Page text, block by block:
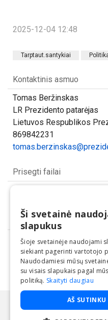
2025-12-04 12:48
Tarptaut.santykiai
Kontaktinis asmuo
Tomas Beržinskas
LR Prezidento patarėjas
Lietuvos Respublikos
869842231
Prisegti failai
Dalintis
Paslaugą
Buveinės adresas:
Ši svetainė
slapukus
Šioje svetainėje naudojami
siekiant pagerinti vartotojo
Naudodamiesi mūsų
su visais slapukais pagal
politiką. Skaityti daugiau
AŠ SUTINKU